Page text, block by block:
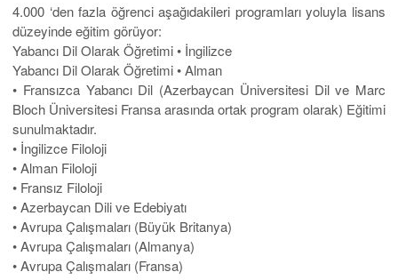
4.000 ‘den fazla öğrenci aşağıdakileri programları yoluyla lisans
düzeyinde eğitim görüyor:
Yabancı Dil Olarak Öğretimi • İngilizce
Yabancı Dil Olarak Öğretimi • Alman
• Fransızca Yabancı Dil (Azerbaycan Üniversitesi Dil ve Marc
Bloch Üniversitesi Fransa arasında ortak program olarak) Eğitimi
sunulmaktadır.
• İngilizce Filoloji
• Alman Filoloji
• Fransız Filoloji
• Azerbaycan Dili ve Edebiyatı
• Avrupa Çalışmaları (Büyük Britanya)
• Avrupa Çalışmaları (Almanya)
• Avrupa Çalışmaları (Fransa)